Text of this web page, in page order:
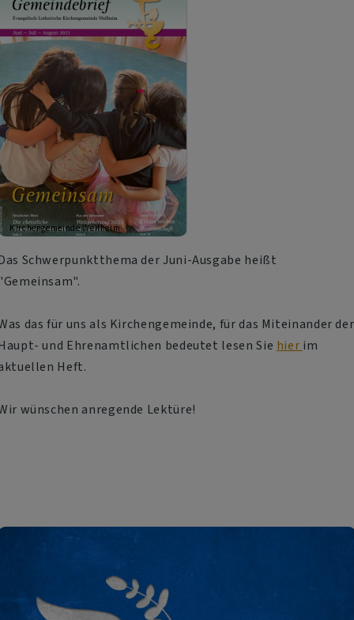
Kirchengemeinde Weilheim
Schwerpunktthema der Juni-Ausgabe heißt
das für uns als Kirchengemeinde, für das Miteinander der
und Ehrenamtlichen bedeutet lesen Sie hier im
Heft.
wünschen anregende Lektüre!